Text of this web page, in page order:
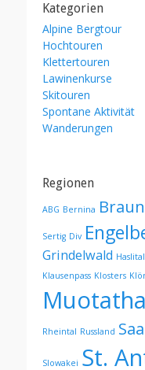
Kategorien
Alpine Bergtour
Hochtouren
Klettertouren
Lawinenkurse
Skitouren
Spontane Aktivität
Wanderungen
Regionen
ABG Bernina
Sertig Div
Grindelwald Haslital
Klausenpass Klosters
Rheintal Russland
Slowakei St.